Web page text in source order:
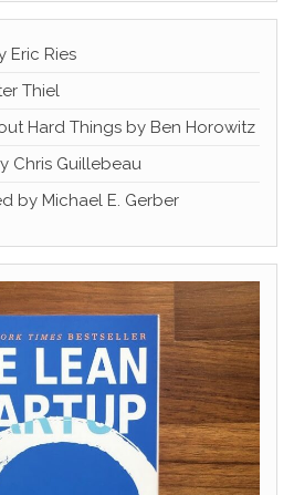
Eric Ries
Thiel
Hard Things by Ben Horowitz
Chris Guillebeau
by Michael E. Gerber